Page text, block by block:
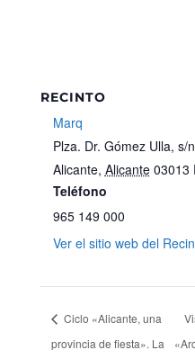
RECINTO
Marq
Plza. Dr. Gómez Ulla, s/n
Alicante, Alicante 03013
Teléfono
965 149 000
Ver el sitio web del
Ciclo «Alicante, una
provincia de fiesta». La